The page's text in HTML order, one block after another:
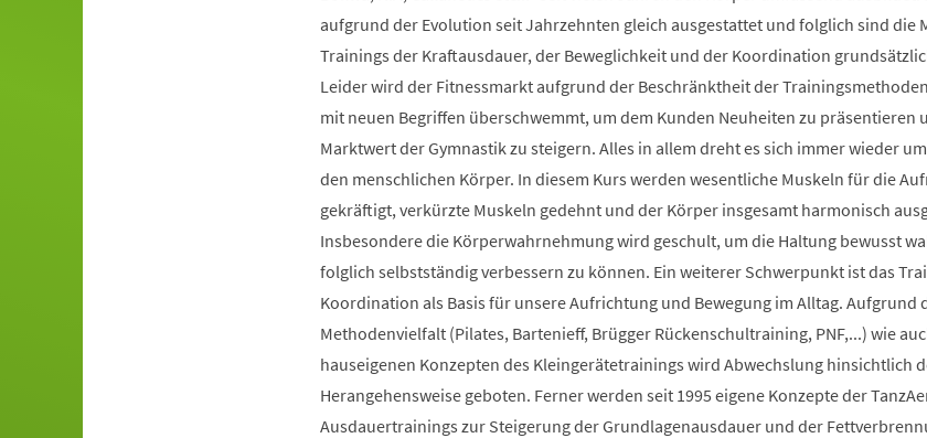
aufgrund der Evolution seit Jahrzehnten gleich ausgestattet und folglich sind die
Trainings der Kraftausdauer, der Beweglichkeit und der Koordination
Leider wird der Fitnessmarkt aufgrund der Beschränktheit der
mit neuen Begriffen überschwemmt, um dem Kunden Neuheiten zu präsentieren
Marktwert der Gymnastik zu steigern. Alles in allem dreht es sich immer wieder
den menschlichen Körper. In diesem Kurs werden wesentliche Muskeln für die
gekräftigt, verkürzte Muskeln gedehnt und der Körper insgesamt harmonisch
Insbesondere die Körperwahrnehmung wird geschult, um die Haltung bewusst
folglich selbstständig verbessern zu können. Ein weiterer Schwerpunkt ist das
Koordination als Basis für unsere Aufrichtung und Bewegung im Alltag. Aufgrund
Methodenvielfalt (Pilates, Bartenieff, Brügger Rückenschultraining, PNF,...) wie
hauseigenen Konzepten des Kleingerätetrainings wird Abwechslung hinsichtlich
Herangehensweise geboten. Ferner werden seit 1995 eigene Konzepte der
Ausdauertrainings zur Steigerung der Grundlagenausdauer und der